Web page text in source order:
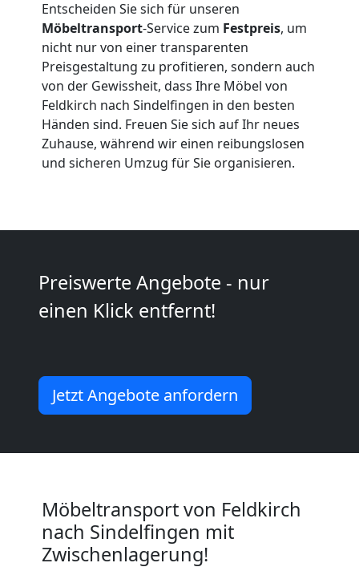
Entscheiden Sie sich für unseren
Möbeltransport-Service zum Festpreis, um
nicht nur von einer transparenten
Preisgestaltung zu profitieren, sondern auch
von der Gewissheit, dass Ihre Möbel von
Feldkirch nach Sindelfingen in den besten
Händen sind. Freuen Sie sich auf Ihr neues
Zuhause, während wir einen reibungslosen
und sicheren Umzug für Sie organisieren.
Preiswerte Angebote - nur
einen Klick entfernt!
Jetzt Angebote anfordern
Möbeltransport von Feldkirch
nach Sindelfingen mit
Zwischenlagerung!
Umzüge
Feldkirch
Vereinsumzug
Anfrage
Möbeltransport
Möbeltransport
Beiladung
National